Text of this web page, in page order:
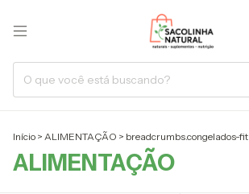
Início > ALIMENTAÇÃO > breadcrumbs.congelados-fit
ALIMENTAÇÃO